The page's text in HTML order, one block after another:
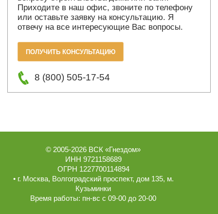
Приходите в наш офис, звоните по телефону
или оставьте заявку на консультацию. Я
отвечу на все интересующие Вас вопросы.
ПОЛУЧИТЬ КОНСУЛЬТАЦИЮ
8 (800) 505-17-54
© 2005-2026 ВСК «Гнездом»
ИНН 9721158689
ОГРН 1227700114894
• г. Москва, Волгоградский проспект, дом 135, м.
Кузьминки
Время работы: пн-вс с 09-00 до 20-00